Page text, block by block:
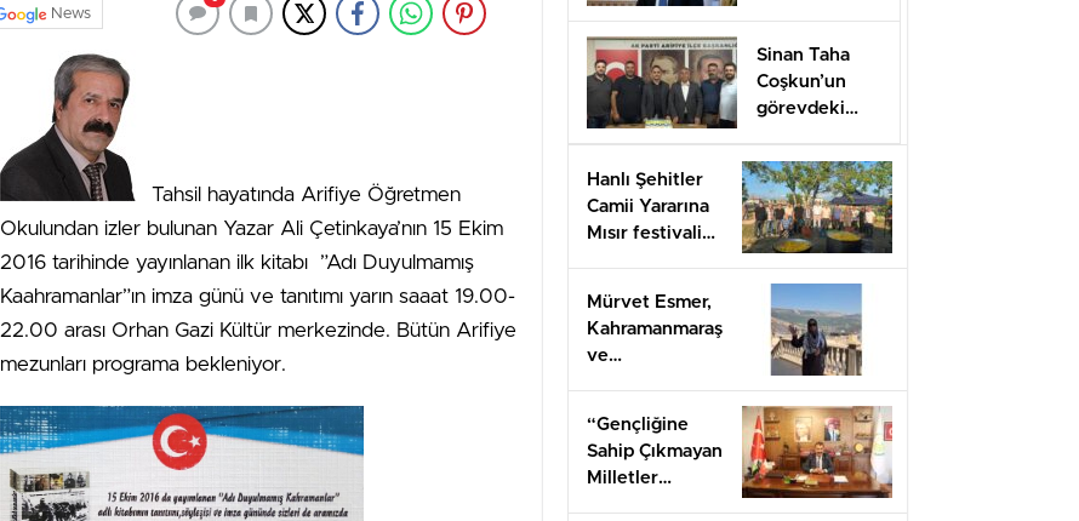
News
Tahsil hayatında Arifiye Öğretmen
Okulundan izler bulunan Yazar Ali Çetinkaya’nın 15 Ekim
2016 tarihinde yayınlanan ilk kitabı ”Adı Duyulmamış
Kaahramanlar”ın imza günü ve tanıtımı yarın saaat 19.00-
22.00 arası Orhan Gazi Kültür merkezinde. Bütün Arifiye
mezunları programa bekleniyor.
Sinan Taha
Coşkun’un
görevdeki
kutlandı.
Hanlı Şehitler
Camii Yararına
Mısır festivali
Mürvet Esmer,
Kahramanmaraş
ve
mesaj
gönderdi.
“Gençliğine
Sahip Çıkmayan
Milletler